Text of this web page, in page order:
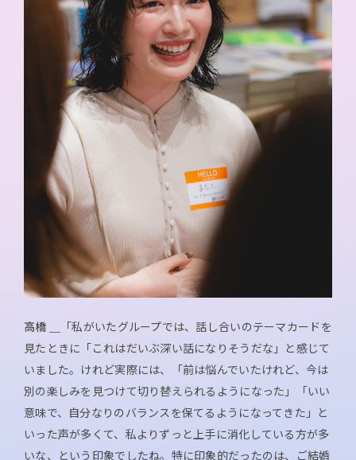
高橋 ＿
「私がいたグループでは、話し合いのテーマカードを
見たときに「これはだいぶ深い話になりそうだな」と感じて
いました。けれど実際には、「前は悩んでいたけれど、今は
別の楽しみを見つけて切り替えられるようになった」「いい
意味で、自分なりのバランスを保てるようになってきた」と
いった声が多くて、私よりずっと上手に消化している方が多
いな、という印象でしたね。特に印象的だったのは、ご結婚